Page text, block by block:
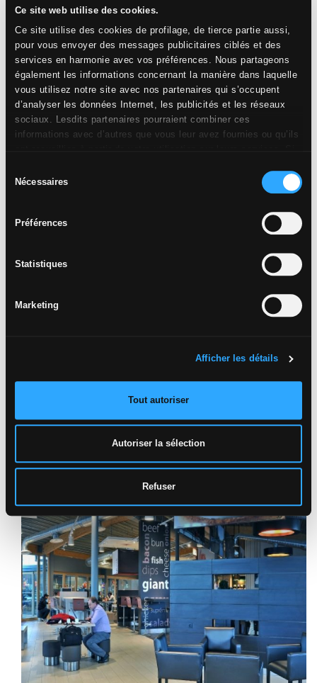
Ce site web utilise des cookies.
Ce site utilise des cookies de profilage, de tierce partie aussi,
pour vous envoyer des messages publicitaires ciblés et des
services en harmonie avec vos préférences. Nous partageons
également les informations concernant la manière dans laquelle
vous utilisez notre site avec nos partenaires qui s’occupent
d’analyser les données Internet, les publicités et les réseaux
sociaux. Lesdits partenaires pourraient combiner ces
informations avec d’autres que vous leur avez fournies ou qu’ils
à tous les cookies, ou à quelques-uns seulement,
cliquez ici
Le consentement peut être exprimé en cliquant sur la touche
profilage, vous pouvez refuser le consentement avec la touche
duNécessaires
Préférences
Statistiques
Marketing
Afficher les détails
Tout autoriser
Autoriser la sélection
Refuser